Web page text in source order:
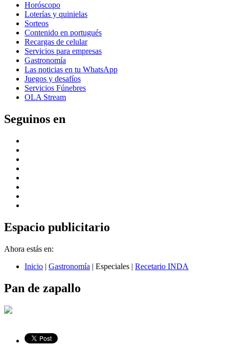
Horóscopo
Loterías y quinielas
Sorteos
Contenido en portugués
Recargas de celular
Servicios para empresas
Gastronomía
Las noticias en tu WhatsApp
Juegos y desafíos
Servicios Fúnebres
OLA Stream
Seguinos en
Espacio publicitario
Ahora estás en:
Inicio | Gastronomía | Especiales | Recetario INDA
Pan de zapallo